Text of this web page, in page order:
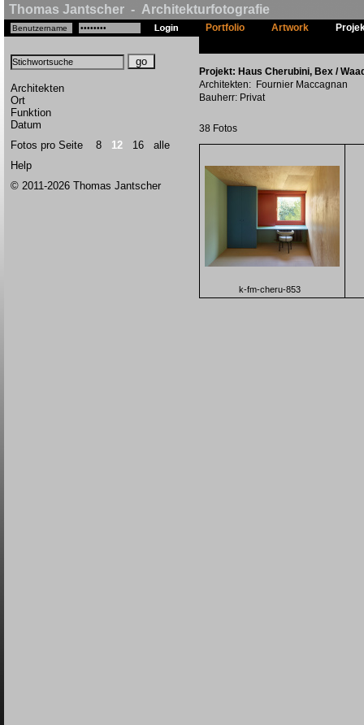
Thomas Jantscher - Architekturfotografie
Architekten
Ort
Funktion
Datum
Fotos pro Seite 8 12 16
alle
Help
© 2011-2026 Thomas Jantscher
Portfolio Artwork
Projekt: Haus Cherubini, Bex /
Architekten: Fournier Maccagnan
Bauherr: Privat
38 Fotos
k-fm-cheru-853